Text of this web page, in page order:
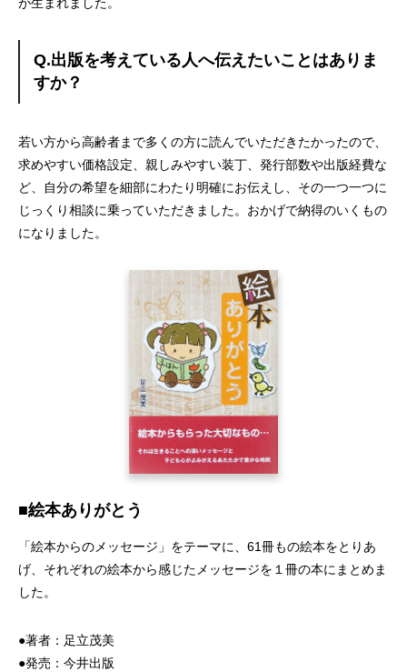
Q.出版を考えている人へ伝えたいことはありま
すか？
若い方から高齢者まで多くの方に読んでいただきたかったので、
求めやすい価格設定、親しみやすい装丁、発行部数や出版経費な
ど、自分の希望を細部にわたり明確にお伝えし、その一つ一つに
じっくり相談に乗っていただきました。おかげで納得のいくもの
になりました。
■絵本ありがとう
「絵本からのメッセージ」をテーマに、61冊もの絵本をとりあ
げ、それぞれの絵本から感じたメッセージを１冊の本にまとめま
した。
●著者：足立茂美
●発売：今井出版